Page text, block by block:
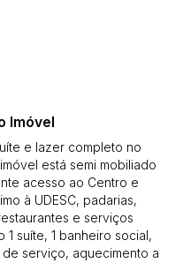
Imóvel
e lazer completo no
está semi mobiliado
acesso ao Centro e
à UDESC, padarias,
e serviços
1 suíte, 1 banheiro social,
serviço, aquecimento a